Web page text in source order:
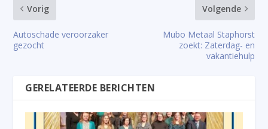
Vorig
Autoschade veroorzaker
gezocht
Volgende
Mubo Metaal Staphorst
zoekt: Zaterdag- en
vakantiehulp
GERELATEERDE BERICHTEN